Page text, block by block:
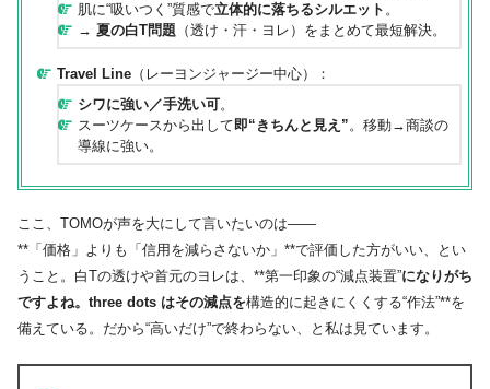
肌に“吸いつく”質感で立体的に落ちるシルエット 。
→ 夏の白T問題 （透け・汗・ヨレ）をまとめて最短解決。
Travel Line （レーヨンジャージー中心）：
シワに強い／手洗い可。
スーツケースから出して即“きちんと見え” 。移動→商談の
導線に強い。
ここ、TOMOが声を大にして言いたいのは――
**「価格」よりも「信用を減らさないか」**で評価した方がいい、とい
うこと。白Tの透けや首元のヨレは、**第一印象の“減点装置”になりがち
ですよね。three dots はその減点を構造的に起きにくくする“作法”**を
備えている。だから“高いだけ”で終わらない、と私は見ています。